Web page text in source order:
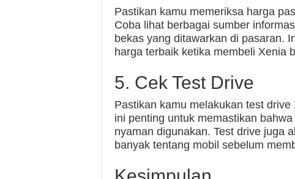
Pastikan kamu memeriksa harga
Coba lihat berbagai sumber
bekas yang ditawarkan di pasaran.
harga terbaik ketika membeli Xenia
5. Cek Test Drive
Pastikan kamu melakukan test
ini penting untuk memastikan
nyaman digunakan. Test drive juga
banyak tentang mobil sebelum